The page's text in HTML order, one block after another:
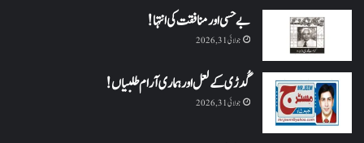
بے حسی اور منافقت کی انتہا !
جولائی 31, 2026
گُدڑی کے لعل اور ہماری آرام طلبیاں!
جولائی 31, 2026